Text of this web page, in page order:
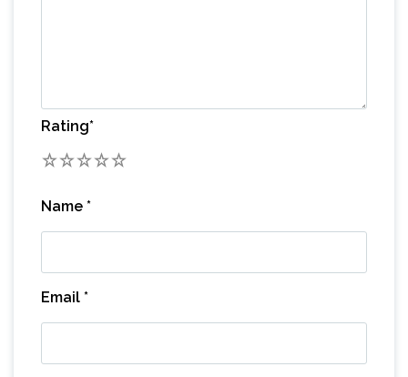
Rating*
5
4
3
2
Name *
Email *